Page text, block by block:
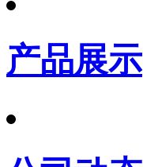
产品展示